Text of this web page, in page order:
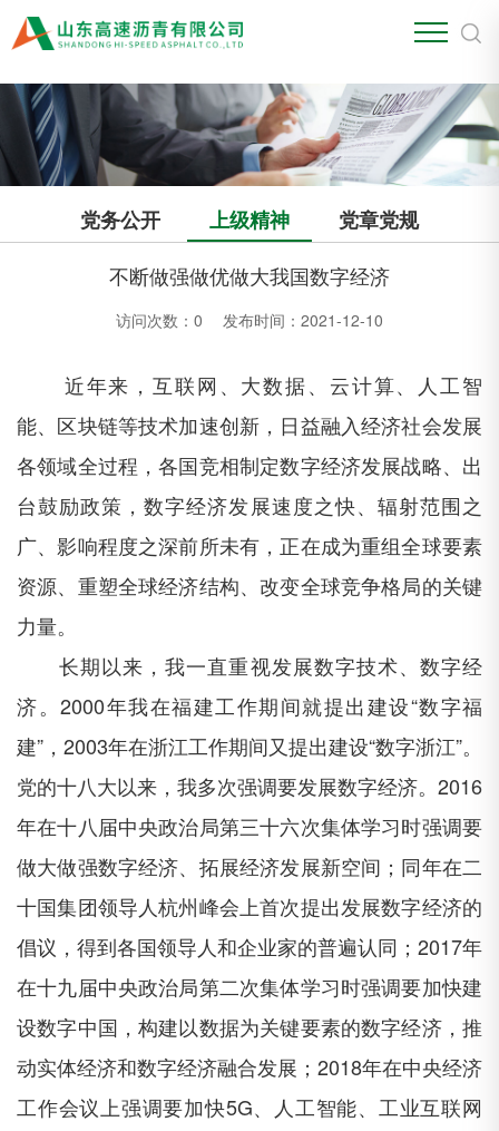
党务公开 上级精神
党章党规
不断做强做优做大我国数字经济
访问次数： 0 发布时间：2021-12-10
近年来，互联网、大数据、云计算、人工智
能、区块链等技术加速创新，日益融入经济社会发展
各领域全过程，各国竞相制定数字经济发展战略、出
台鼓励政策，数字经济发展速度之快、辐射范围之
广、影响程度之深前所未有，正在成为重组全球要素
资源、重塑全球经济结构、改变全球竞争格局的关键
力量。
长期以来，我一直重视发展数字技术、数字经
济。 2000年我在福建工作期间就提出建设“数字福
建”，2003年在浙江工作期间又提出建设“数字浙江”。
党的十八大以来，我多次强调要发展数字经济。2016
年在十八届中央政治局第三十六次集体学习时强调要
做大做强数字经济、拓展经济发展新空间；同年在二
十国集团领导人杭州峰会上首次提出发展数字经济的
倡议，得到各国领导人和企业家的普遍认同；2017年
在十九届中央政治局第二次集体学习时强调要加快建
设数字中国，构建以数据为关键要素的数字经济，推
动实体经济和数字经济融合发展；2018年在中央经济
工作会议上强调要加快5G、人工智能、工业互联网